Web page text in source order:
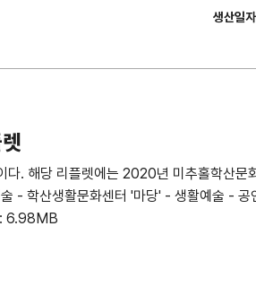
생산일자
. 해당 리플렛에는 2020년 미추홀학산문
- 학산생활문화센터 '마당' - 생활예술 - 공
: 6.98MB